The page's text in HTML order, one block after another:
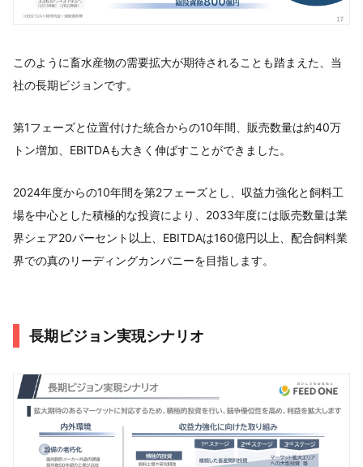
このように畜水産物の需要拡大が期待されることも踏まえた、当
社の長期ビジョンです。
第1フェーズと位置付けた統合からの10年間、販売数量は約40万
トン増加、EBITDAも大きく伸ばすことができました。
2024年度からの10年間を第2フェーズとし、収益力強化と飼料工
場を中心とした積極的な投資により、2033年度には販売数量は業
界シェア20パーセント以上、EBITDAは160億円以上、配合飼料業
界での真のリーディングカンパニーを目指します。
長期ビジョン実現シナリオ